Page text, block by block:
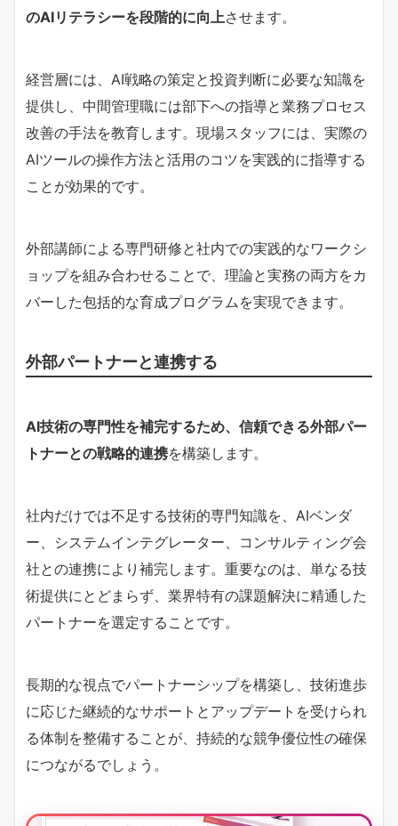
のAIリテラシーを段階的に向上させます。
経営層には、AI戦略の策定と投資判断に必要な知識を
提供し、中間管理職には部下への指導と業務プロセス
改善の手法を教育します。現場スタッフには、実際の
AIツールの操作方法と活用のコツを実践的に指導する
ことが効果的です。
外部講師による専門研修と社内での実践的なワークシ
ョップを組み合わせることで、理論と実務の両方をカ
バーした包括的な育成プログラムを実現できます。
外部パートナーと連携する
AI技術の専門性を補完するため、信頼できる外部パー
トナーとの戦略的連携を構築します。
社内だけでは不足する技術的専門知識を、AIベンダ
ー、システムインテグレーター、コンサルティング会
社との連携により補完します。重要なのは、単なる技
術提供にとどまらず、業界特有の課題解決に精通した
パートナーを選定することです。
長期的な視点でパートナーシップを構築し、技術進歩
に応じた継続的なサポートとアップデートを受けられ
る体制を整備することが、持続的な競争優位性の確保
につながるでしょう。